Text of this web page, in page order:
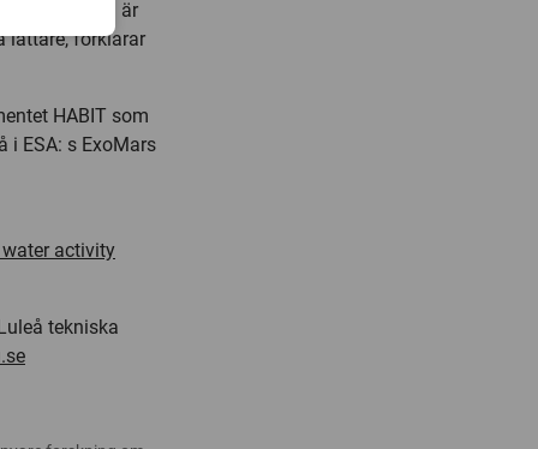
det. Därtill är
lättare, förklarar
HABIT som
i ESA: s ExoMars
activity
tekniska